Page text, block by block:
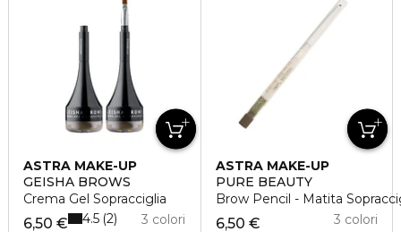
ASTRA MAKE-UP
GEISHA BROWS
Crema Gel Sopracciglia
6,50 € 3 colori
4.5 2
ASTRA MAKE-UP
PURE BEAUTY
Brow Pencil - Matita
6,50 € 3 colori